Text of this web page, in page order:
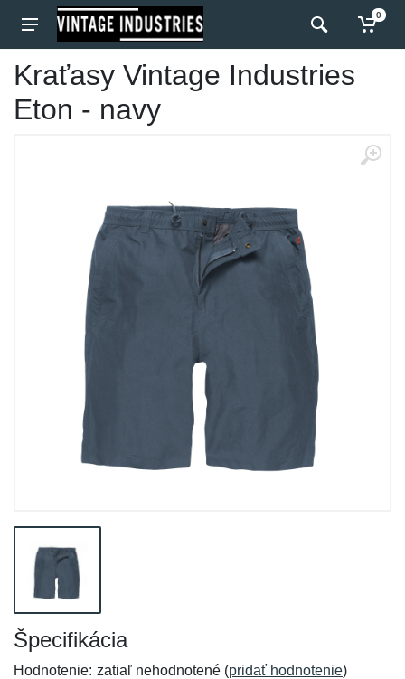
0
Kraťasy Vintage Industries
Eton - navy
Špecifikácia
Hodnotenie: zatiaľ nehodnotené (pridať hodnotenie)